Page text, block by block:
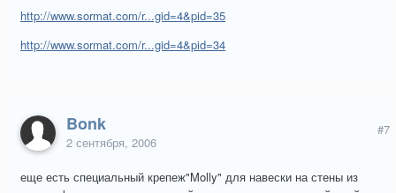
http://www.sormat.com/r...gid=4&pid=35
http://www.sormat.com/r...gid=4&pid=34
Bonk
2 сентября, 2006
#7
еще есть специальный крепеж"Molly" для навески на стены из